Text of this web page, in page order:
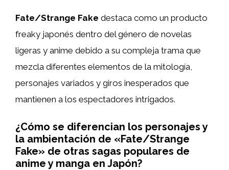
Fate/Strange Fake destaca como un producto
freaky japonés dentro del género de novelas
ligeras y anime debido a su compleja trama que
mezcla diferentes elementos de la mitología,
personajes variados y giros inesperados que
mantienen a los espectadores intrigados.
¿Cómo se diferencian los personajes y
la ambientación de «Fate/Strange
Fake» de otras sagas populares de
anime y manga en Japón?